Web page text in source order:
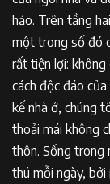
hảo. Trên tầng
một trong số đó
rất tiện lợi:
cách độc đáo
kế nhà ở, chúng
thoải mái không
thôn. Sống trong
thú mỗi ngày,